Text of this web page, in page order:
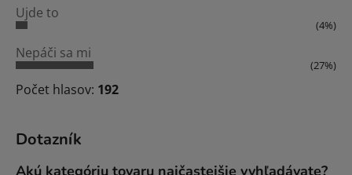
Ujde to
(4%)
Nepáči sa mi
(27%)
Počet hlasov: 192
Dotazník
Akú kategóriu tovaru najčastejšie vyhľadávate?